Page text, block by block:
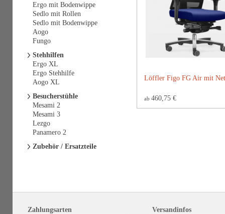
Löffler Figo FG Air mit
ab 460,75 €
Ergo mit Bodenwippe
Sedlo mit Rollen
Sedlo mit Bodenwippe
Aogo
Fungo
Stehhilfen
Ergo XL
Ergo Stehhilfe
Aogo XL
Besucherstühle
Mesami 2
Mesami 3
Lezgo
Panamero 2
Zubehör / Ersatzteile
Zahlungsarten Versandinfos